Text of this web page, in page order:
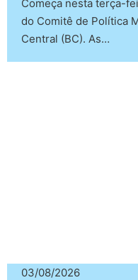
Começa nesta terça-
do Comitê de Política
Central (BC). As…
03/08/2026